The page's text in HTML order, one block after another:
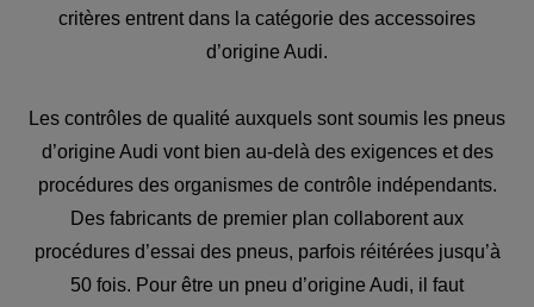
critères entrent dans la catégorie des accessoires
d’origine Audi.
Les contrôles de qualité auxquels sont soumis les pneus
d’origine Audi vont bien au-delà des exigences et des
procédures des organismes de contrôle indépendants.
Des fabricants de premier plan collaborent aux
procédures d’essai des pneus, parfois réitérées jusqu’à
50 fois. Pour être un pneu d’origine Audi, il faut